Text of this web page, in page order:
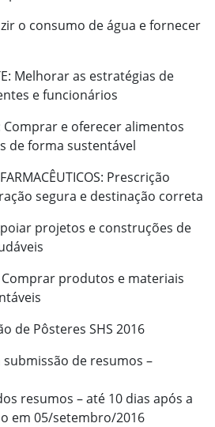
o consumo de água e fornecer
Melhorar as estratégias de
e funcionários
Comprar e oferecer alimentos
de forma sustentável
Prescrição
segura e destinação correta
projetos e construções de
Comprar produtos e materiais
de Pôsteres SHS 2016
de resumos –
resumos – até 10 dias após a
em 05/setembro/2016